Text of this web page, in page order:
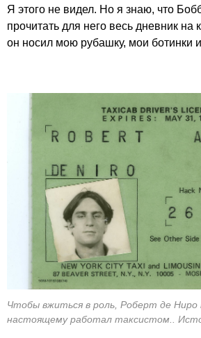
Я этого не видел. Но я знаю, что
прочитать для него весь дневник на
он носил мою рубашку, мои ботинки
Чтобы вжиться в роль, Роберт де Ниро
настоящему работал таксистом..